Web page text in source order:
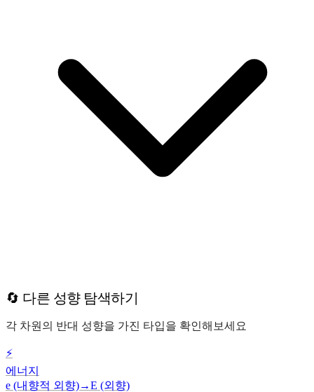
🔄 다른 성향 탐색하기
각 차원의 반대 성향을 가진 타입을 확인해보세요
⚡
에너지
e (내향적 외향)→E (외향)